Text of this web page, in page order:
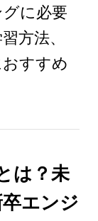
に必要
方法、
すすめ
は？未
エンジ